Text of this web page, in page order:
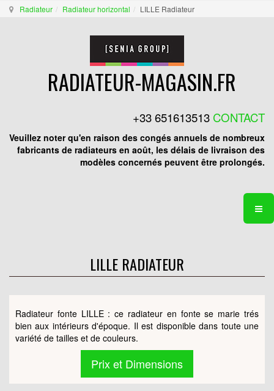
Radiateur Radiateur horizontal LILLE Radiateur
RADIATEUR-MAGASIN.FR
+33 651613513 CONTACT
Veuillez noter qu'en raison des congés annuels de nombreux
fabricants de radiateurs en août, les délais de livraison des
modèles concernés peuvent être prolongés.
LILLE RADIATEUR
Radiateur fonte LILLE : ce radiateur en fonte se marie trés
bien aux intérieurs d'époque. Il est disponible dans toute une
variété de tailles et de couleurs.
Prix et Dimensions